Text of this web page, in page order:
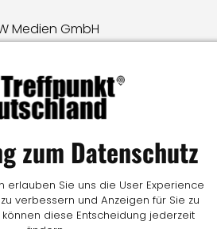
Medien GmbH
zum Datenschutz
erlauben Sie uns die User Experience
verbessern und Anzeigen für Sie zu
diese Entscheidung jederzeit